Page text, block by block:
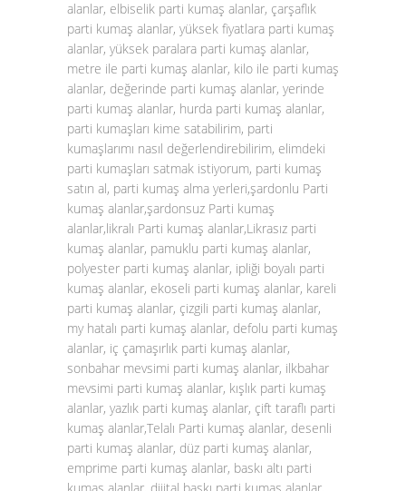
alanlar, elbiselik parti kumaş alanlar, çarşaflık
parti kumaş alanlar, yüksek fiyatlara parti kumaş
alanlar, yüksek paralara parti kumaş alanlar,
metre ile parti kumaş alanlar, kilo ile parti kumaş
alanlar, değerinde parti kumaş alanlar, yerinde
parti kumaş alanlar, hurda parti kumaş alanlar,
parti kumaşları kime satabilirim, parti
kumaşlarımı nasıl değerlendirebilirim, elimdeki
parti kumaşları satmak istiyorum, parti kumaş
satın al, parti kumaş alma yerleri,şardonlu Parti
kumaş alanlar,şardonsuz Parti kumaş
alanlar,likralı Parti kumaş alanlar,Likrasız parti
kumaş alanlar, pamuklu parti kumaş alanlar,
polyester parti kumaş alanlar, ipliği boyalı parti
kumaş alanlar, ekoseli parti kumaş alanlar, kareli
parti kumaş alanlar, çizgili parti kumaş alanlar,
my hatalı parti kumaş alanlar, defolu parti kumaş
alanlar, iç çamaşırlık parti kumaş alanlar,
sonbahar mevsimi parti kumaş alanlar, ilkbahar
mevsimi parti kumaş alanlar, kışlık parti kumaş
alanlar, yazlık parti kumaş alanlar, çift taraflı parti
kumaş alanlar,Telalı Parti kumaş alanlar, desenli
parti kumaş alanlar, düz parti kumaş alanlar,
emprime parti kumaş alanlar, baskı altı parti